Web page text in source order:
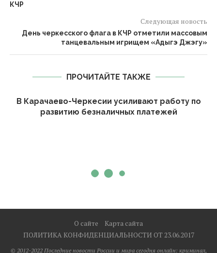
КЧР
Следующая новость
День черкесского флага в КЧР отметили массовым
танцевальным игрищем «Адыгэ Джэгу»
ПРОЧИТАЙТЕ ТАКЖЕ
В Карачаево-Черкесии усиливают работу по
развитию безналичных платежей
О сайте
Карта сайта
ПОЛИТИКА КОНФИДЕНЦИАЛЬНОСТИ ОТ 23.06.2017
© 2012-2022 Последние новости России и мира сегодня онлайн: криминал,